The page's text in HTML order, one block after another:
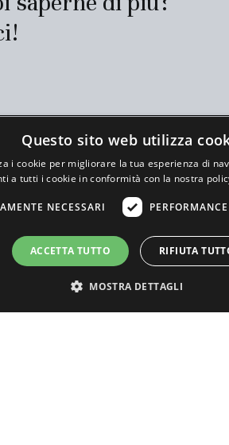
Questo sito web utilizza
i cookie per migliorare la tua esperienza di
a tutti i cookie in conformità con la nostra
NECESSARI PERFORMANCE
ACCETTA TUTTO RIFIUTA
MOSTRA DETTAGLI